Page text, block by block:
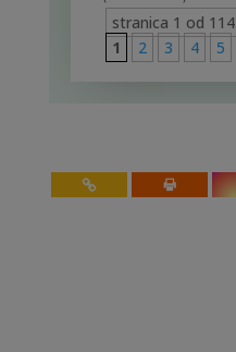
stranica 1 od 114
1
2 3 4 5